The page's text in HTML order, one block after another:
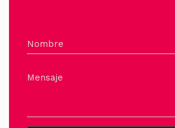
Nombre
Mensaje